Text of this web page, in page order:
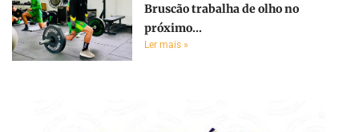
Bruscão trabalha de olho no
próximo...
Ler mais »